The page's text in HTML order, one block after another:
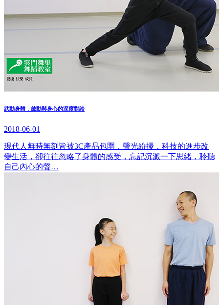
武動身體，啟動與身心的深度對談
2018-06-01
現代人無時無刻皆被3C產品包圍，聲光紛擾，科技的進步改
變生活，卻往往忽略了身體的感受，忘記沉澱一下思緒，聆聽
自己內心的聲…